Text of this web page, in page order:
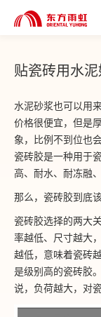
贴瓷砖用水泥
水泥砂浆也可以用
价格很便宜，但是
象，比例不到位也
瓷砖胶是一种用于
高、耐水、耐冻融
那么，瓷砖胶到底
瓷砖胶选择的两大
率越低、尺寸越大
越低，意味着瓷砖
是级别高的瓷砖胶
说，负荷越大，对